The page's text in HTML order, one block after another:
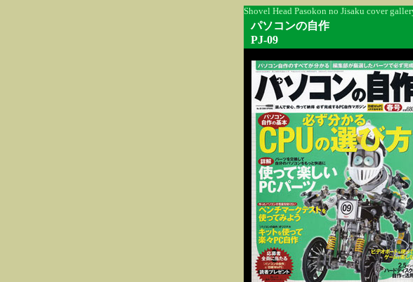
Shovel Head Pasokon no Jisaku cover
パソコンの自作
PJ-09